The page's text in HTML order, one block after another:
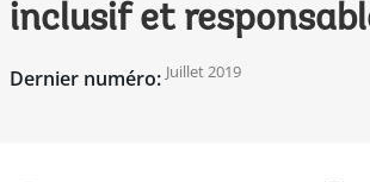
inclusif et
Dernier numéro:Juillet 2019